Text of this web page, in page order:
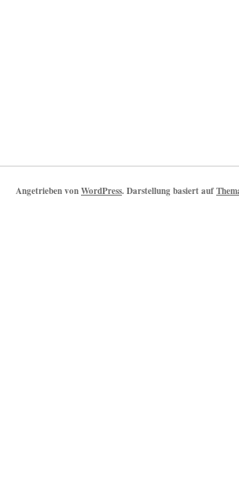
Angetrieben vonWordPress. Darstellung basiert auf